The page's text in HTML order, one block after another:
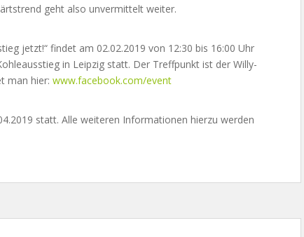
geht also unvermittelt weiter.
jetzt!“ findet am 02.02.2019 von 12:30 bis 16:00 Uhr
in Leipzig statt. Der Treffpunkt ist der Willy-
man hier: www.facebook.com/event
statt. Alle weiteren Informationen hierzu werden